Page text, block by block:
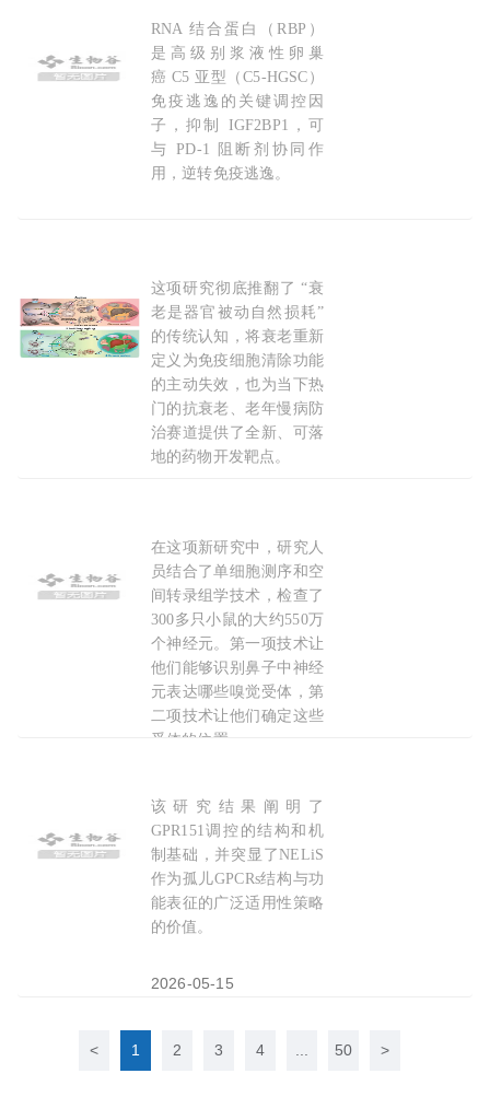
STTT：抑制RNA结合蛋白，增强卵巢癌免疫治疗
RNA 结合蛋白（RBP）
是高级别浆液性卵巢
癌 C5 亚型（C5-HGSC）
免疫逃逸的关键调控因
子，抑制 IGF2BP1，可
与 PD-1 阻断剂协同作
用，逆转免疫逃逸。
Science 重磅：阻断单一
这项研究彻底推翻了 “衰
老是器官被动自然损耗”
的传统认知，将衰老重新
定义为免疫细胞清除功能
的主动失效，也为当下热
门的抗衰老、老年慢病防
治赛道提供了全新、可落
地的药物开发靶点。
Cell 论文破译嗅觉密码：首张鼻腔
在这项新研究中，研究人
员结合了单细胞测序和空
间转录组学技术，检查了
300多只小鼠的大约550万
个神经元。第一项技术让
他们能够识别鼻子中神经
元表达哪些嗅觉受体，第
二项技术让他们确定这些
受体的位置。
2026-05-13
PNAS：中科院汪胜/丛尧团队合作开发孤儿
该研究结果阐明了
GPR151调控的结构和机
制基础，并突显了NELiS
作为孤儿GPCRs结构与功
能表征的广泛适用性策略
的价值。
2026-05-15
< 1 2 3 4 50 >